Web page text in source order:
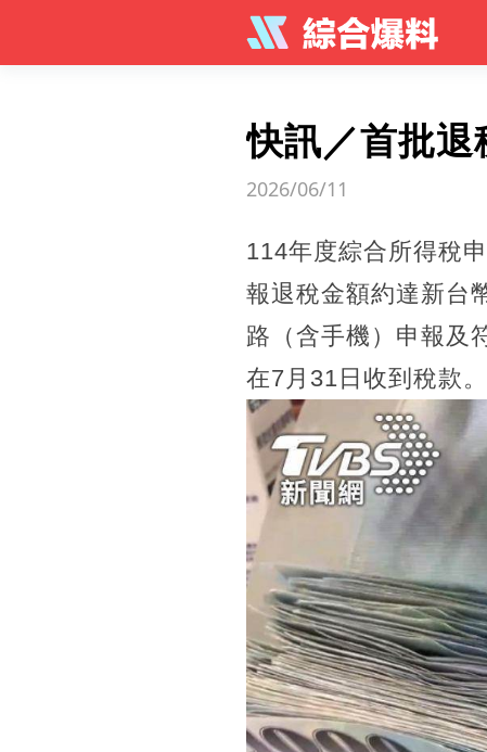
快訊／首批退
2026/06/11
114年度綜合所得稅
報退稅金額約達新台
路（含手機）申報及
在7月31日收到稅款。